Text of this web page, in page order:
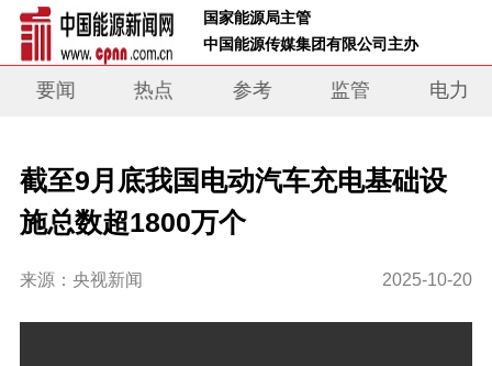
国家能源局主管
中国能源传媒集团有限公司主办
要闻 热点 参考 监管 电力
截至9月底我国电动汽车充电基础设
施总数超1800万个
来源：央视新闻 2025-10-20